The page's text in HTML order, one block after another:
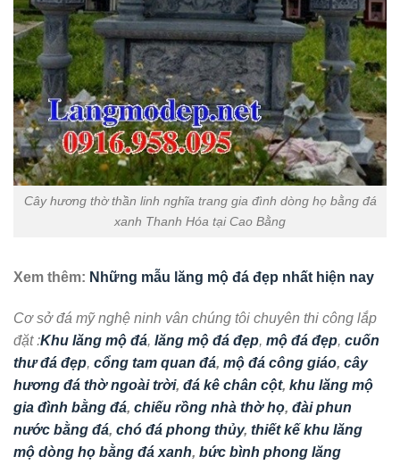
Cây hương thờ thần linh nghĩa trang gia đình dòng họ bằng đá
xanh Thanh Hóa tại Cao Bằng
Xem thêm: Những mẫu lăng mộ đá đẹp nhất hiện nay
Cơ sở đá mỹ nghệ ninh vân chúng tôi chuyên thi công lắp
đặt :Khu lăng mộ đá, lăng mộ đá đẹp, mộ đá đẹp, cuốn
thư đá đẹp, cổng tam quan đá, mộ đá công giáo, cây
hương đá thờ ngoài trời, đá kê chân cột, khu lăng mộ
gia đình bằng đá, chiếu rồng nhà thờ họ, đài phun
nước bằng đá, chó đá phong thủy, thiết kế khu lăng
mộ dòng họ bằng đá xanh, bức bình phong lăng